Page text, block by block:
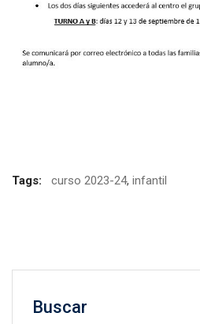
Tags: curso 2023-24, infantil
Buscar